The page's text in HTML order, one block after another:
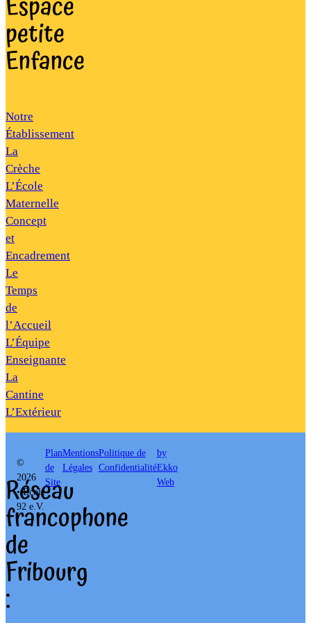
petite
Enfance
Notre
Établissement
La
Crèche
L’École
Maternelle
Concept
et
Encadrement
Le
Temps
de
l’Accueil
L’Équipe
Enseignante
La
Cantine
L’Extérieur
Réseau
francophone
de
Fribourg
:
©
2026
• École
92 e.V.
Plan
de
Site
Mentions
Légales
Politique de
Confidentialité
by
Ekko
Web